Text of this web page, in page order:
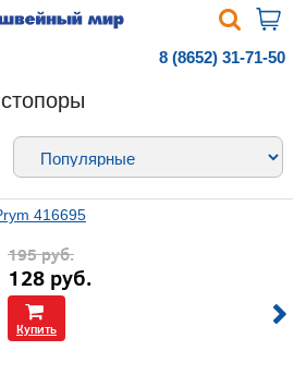
8 (8652) 31-71-50
416695
195руб.
128 руб.
Купить